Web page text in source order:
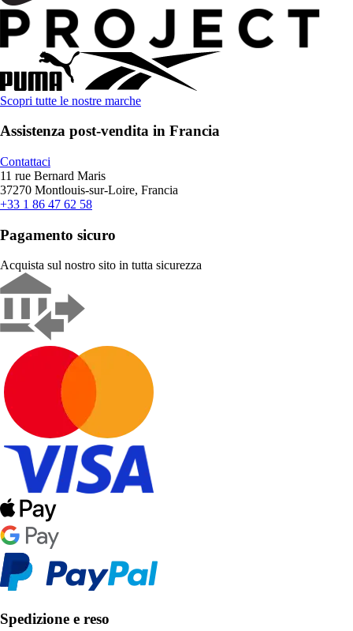
Scopri tutte le nostre marche
Assistenza post-vendita in Francia
Contattaci
11 rue Bernard Maris
37270 Montlouis-sur-Loire, Francia
+33 1 86 47 62 58
Pagamento sicuro
Acquista sul nostro sito in tutta sicurezza
Spedizione e reso